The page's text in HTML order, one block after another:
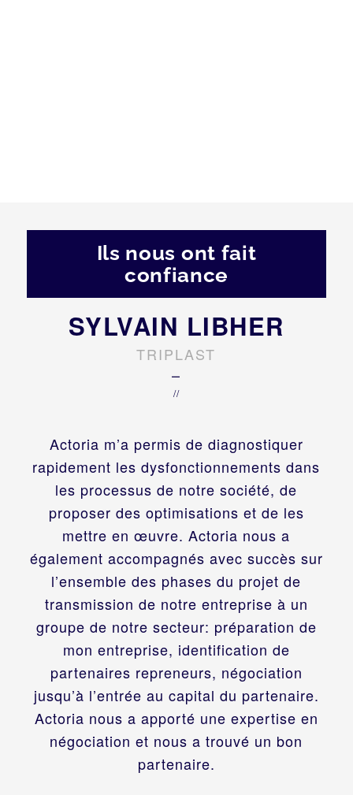
Ils nous ont fait
confiance
Actoria m’a permis de diagnostiquer
rapidement les dysfonctionnements dans
les processus de notre société, de
proposer des optimisations et de les
mettre en œuvre. Actoria nous a
également accompagnés avec succès sur
l’ensemble des phases du projet de
transmission de notre entreprise à un
groupe de notre secteur: préparation de
mon entreprise, identification de
partenaires repreneurs, négociation
jusqu’à l’entrée au capital du partenaire.
Actoria nous a apporté une expertise en
négociation et nous a trouvé un bon
partenaire.
SYLVAIN LIBHER
TRIPLAST
–
//